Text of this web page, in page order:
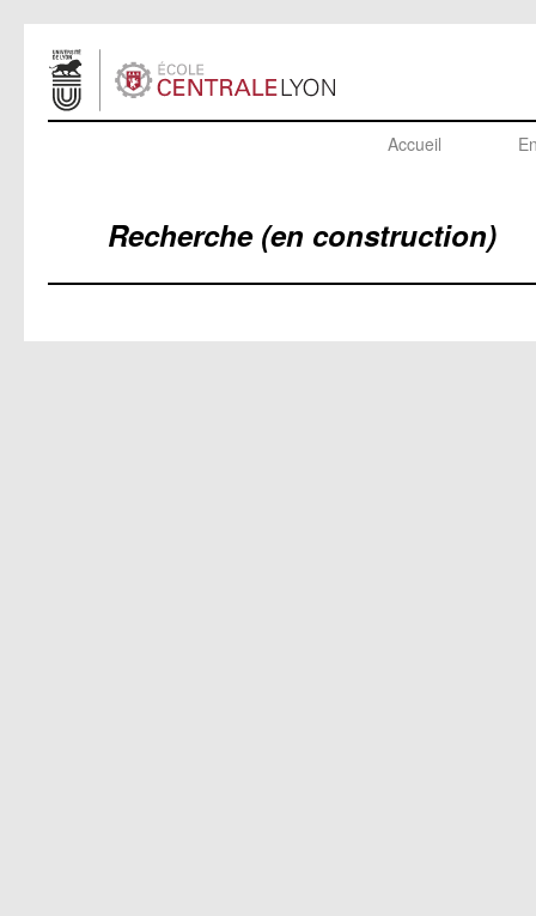
Accueil
Recherche (en construction)